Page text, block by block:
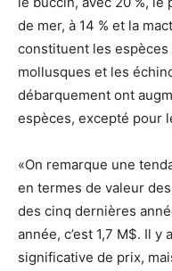
de mer, à 14 % et la
constituent les espèces
mollusques et les
débarquement ont
espèces, excepté pour
«On remarque une
en termes de valeur
des cinq dernières
année, c’est 1,7 M$. Il
significative de prix,